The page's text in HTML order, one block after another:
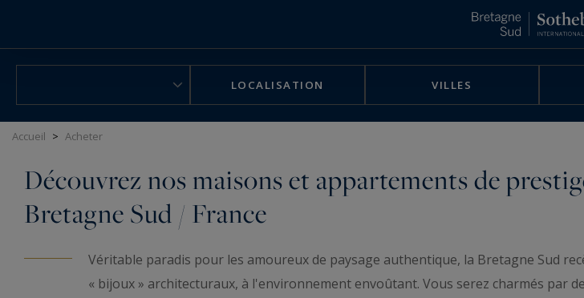
LOCALISATION VILLES
Accueil > Acheter
Découvrez nos maisons et appartements de
Bretagne Sud / France
Véritable paradis pour les amoureux de paysage authentique, la Bretagne Sud
« bijoux » architecturaux, à l'environnement envoûtant. Vous serez charmés par